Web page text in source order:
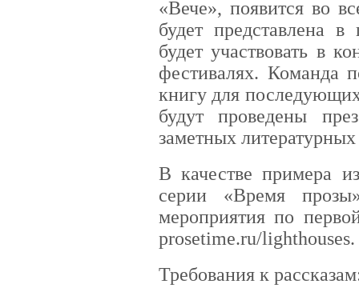
«Вече», появится во
будет представлена
будет участвовать в
фестивалях. Команда
книгу для
будут проведены
заметных
В качестве примера
серии «Время
мероприятия по
prosetime.ru/lighthouses.
Требования к